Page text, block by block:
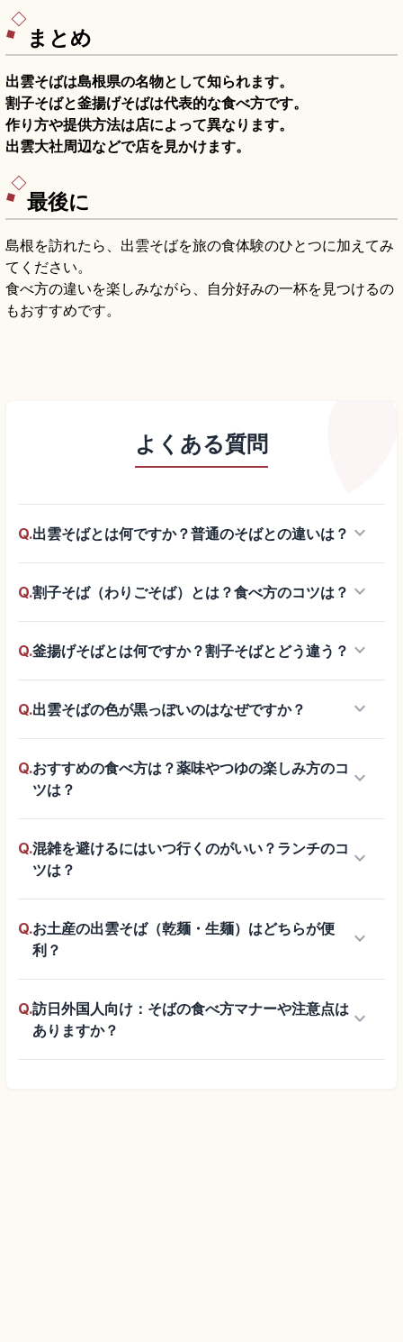
まとめ
出雲そばは島根県の名物として知られます。
割子そばと釜揚げそばは代表的な食べ方です。
作り方や提供方法は店によって異なります。
出雲大社周辺などで店を見かけます。
最後に
島根を訪れたら、出雲そばを旅の食体験のひとつに加えてみ
てください。
食べ方の違いを楽しみながら、自分好みの一杯を見つけるの
もおすすめです。
よくある質問
Q.出雲そばとは何ですか？普通のそばとの違いは？ keyboard_arrow_down
Q.割子そば（わりごそば）とは？食べ方のコツは？ keyboard_arrow_down
Q.釜揚げそばとは何ですか？割子そばとどう違う？ keyboard_arrow_down
Q.出雲そばの色が黒っぽいのはなぜですか？ keyboard_arrow_down
Q.おすすめの食べ方は？薬味やつゆの楽しみ方のコ
ツは？
keyboard_arrow_down
Q.混雑を避けるにはいつ行くのがいい？ランチのコ
ツは？
keyboard_arrow_down
Q.お土産の出雲そば（乾麺・生麺）はどちらが便
利？
keyboard_arrow_down
Q.訪日外国人向け：そばの食べ方マナーや注意点は
ありますか？
keyboard_arrow_down